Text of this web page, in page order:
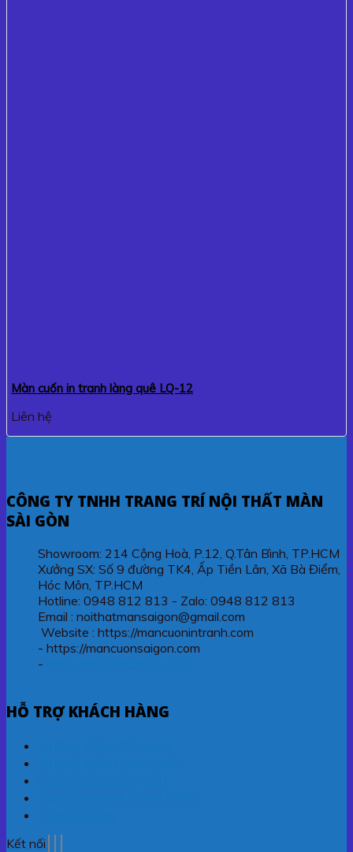
Màn cuốn in tranh làng quê LQ-12
Liên hệ
CÔNG TY TNHH TRANG TRÍ NỘI THẤT MÀN
SÀI GÒN
Showroom: 214 Cộng Hoà, P.12, Q.Tân Bình, TP.HCM
Xưởng SX: Số 9 đường TK4, Ấp Tiền Lân, Xã Bà Điểm,
Hóc Môn, TP.HCM
Hotline: 0948 812 813 - Zalo: 0948 812 813
Email : noithatmansaigon@gmail.com
Website : https://mancuonintranh.com
- https://mancuonsaigon.com
-
HỖ TRỢ KHÁCH HÀNG
Kết nối